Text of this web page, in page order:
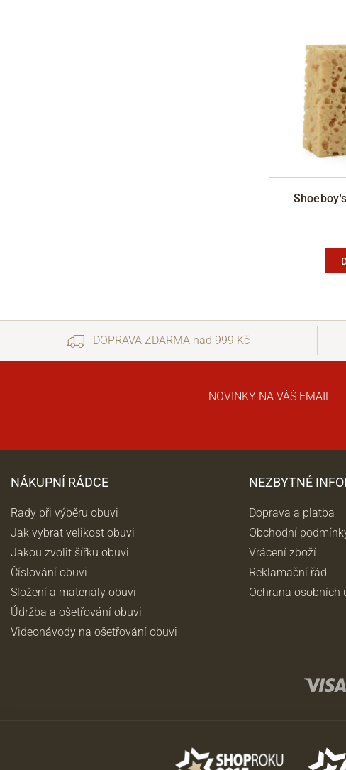
DOPRAVA ZDARMA nad 999 Kč
NOVINKY NA VÁŠ EMAIL
NÁKUPNÍ RÁDCE
Rady při výběru obuvi
Jak vybrat velikost obuvi
Jakou zvolit šířku obuvi
Číslování obuvi
Složení a materiály obuvi
Údržba a ošetřování obuvi
Videonávody na ošetřování obuvi
NEZBYTNÉ
Doprava a platba
Obchodní
Vrácení zboží
Reklamační řád
Ochrana osobních